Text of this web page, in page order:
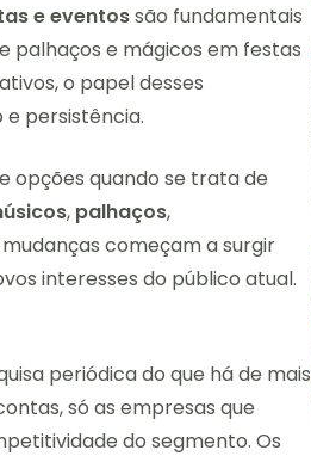
e eventossão fundamentais
palhaços e mágicos em festas
o papel desses
persistência.
opções quando se trata de
, palhaços,
começam a surgir
interesses do público atual.
periódica do que há de mais
só as empresas que
do segmento. Os